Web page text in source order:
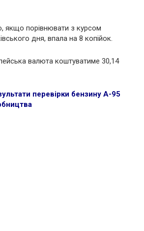
якщо порівнювати з курсом
дня, впала на 8 копійок.
валюта коштуватиме 30,14
перевірки бензину А-95